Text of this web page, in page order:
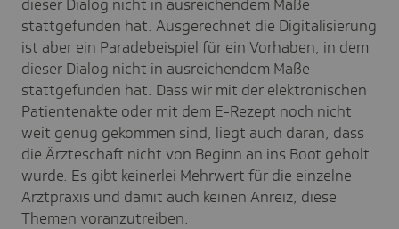
dieser Dialog nicht in ausreichendem Maße
stattgefunden hat. Ausgerechnet die Digitalisierung
ist aber ein Paradebeispiel für ein Vorhaben, in dem
dieser Dialog nicht in ausreichendem Maße
stattgefunden hat. Dass wir mit der elektronischen
Patientenakte oder mit dem E-Rezept noch nicht
weit genug gekommen sind, liegt auch daran, dass
die Ärzteschaft nicht von Beginn an ins Boot geholt
wurde. Es gibt keinerlei Mehrwert für die einzelne
Arztpraxis und damit auch keinen Anreiz, diese
Themen voranzutreiben.